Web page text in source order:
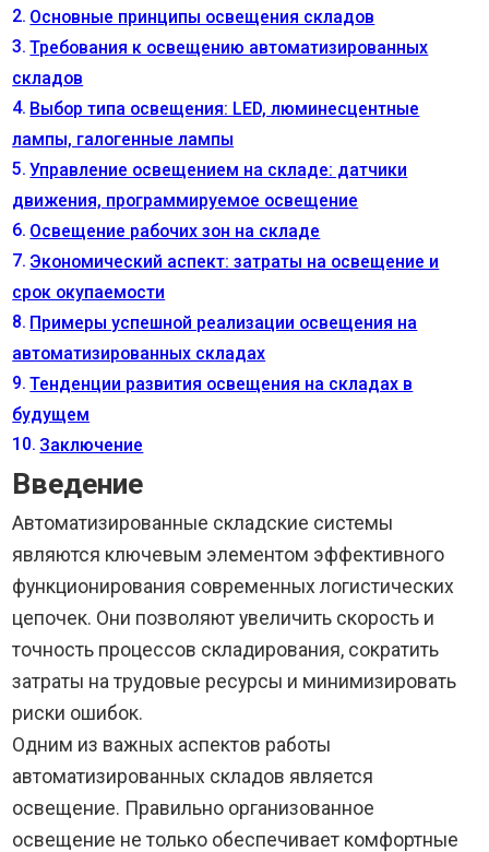
Основные принципы освещения складов
Требования к освещению автоматизированных
складов
Выбор типа освещения: LED, люминесцентные
лампы, галогенные лампы
Управление освещением на складе: датчики
движения, программируемое освещение
Освещение рабочих зон на складе
Экономический аспект: затраты на освещение и
срок окупаемости
Примеры успешной реализации освещения на
автоматизированных складах
Тенденции развития освещения на складах в
будущем
Заключение
Введение
Автоматизированные складские системы
являются ключевым элементом эффективного
функционирования современных логистических
цепочек. Они позволяют увеличить скорость и
точность процессов складирования, сократить
затраты на трудовые ресурсы и минимизировать
риски ошибок.
Одним из важных аспектов работы
автоматизированных складов является
освещение. Правильно организованное
освещение не только обеспечивает комфортные